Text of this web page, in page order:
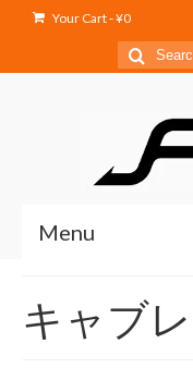
Your Cart-¥0
Search
for:
Menu
Service
キャブ